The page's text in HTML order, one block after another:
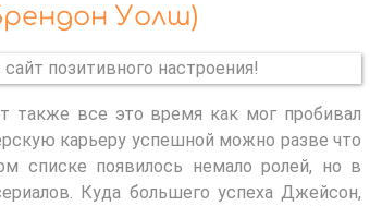
Уолш)
также все это время как мог пробивал
карьеру успешной можно разве что
списке появилось немало ролей, но в
Куда большего успеха Джейсон,